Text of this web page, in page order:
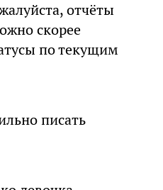
отчёты
скорее
по текущим
писать